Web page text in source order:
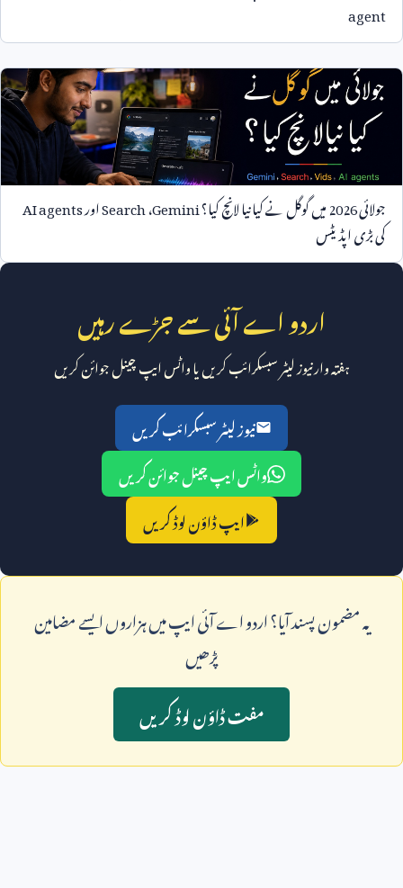
agent
جولائی2026میں گوگل نے کیا نیا لانچ کیا؟Gemini،SearchاورAI agents
کی بڑی اپڈیٹس
اردو اے آئی سے جڑے رہیں
ہفتہ وار نیوز لیٹر سبسکرائب کریں یا واٹس ایپ چینل جوائن کریں
نیوز لیٹر سبسکرائب کریں
واٹس ایپ چینل جوائن کریں
ایپ ڈاؤن لوڈ کریں
يہ مضمون پسند آيا؟ اردو اے آئی ايپ ميں ہزاروں ايسے مضامين
پڑھيں
مفت ڈاؤن لوڈ کريں